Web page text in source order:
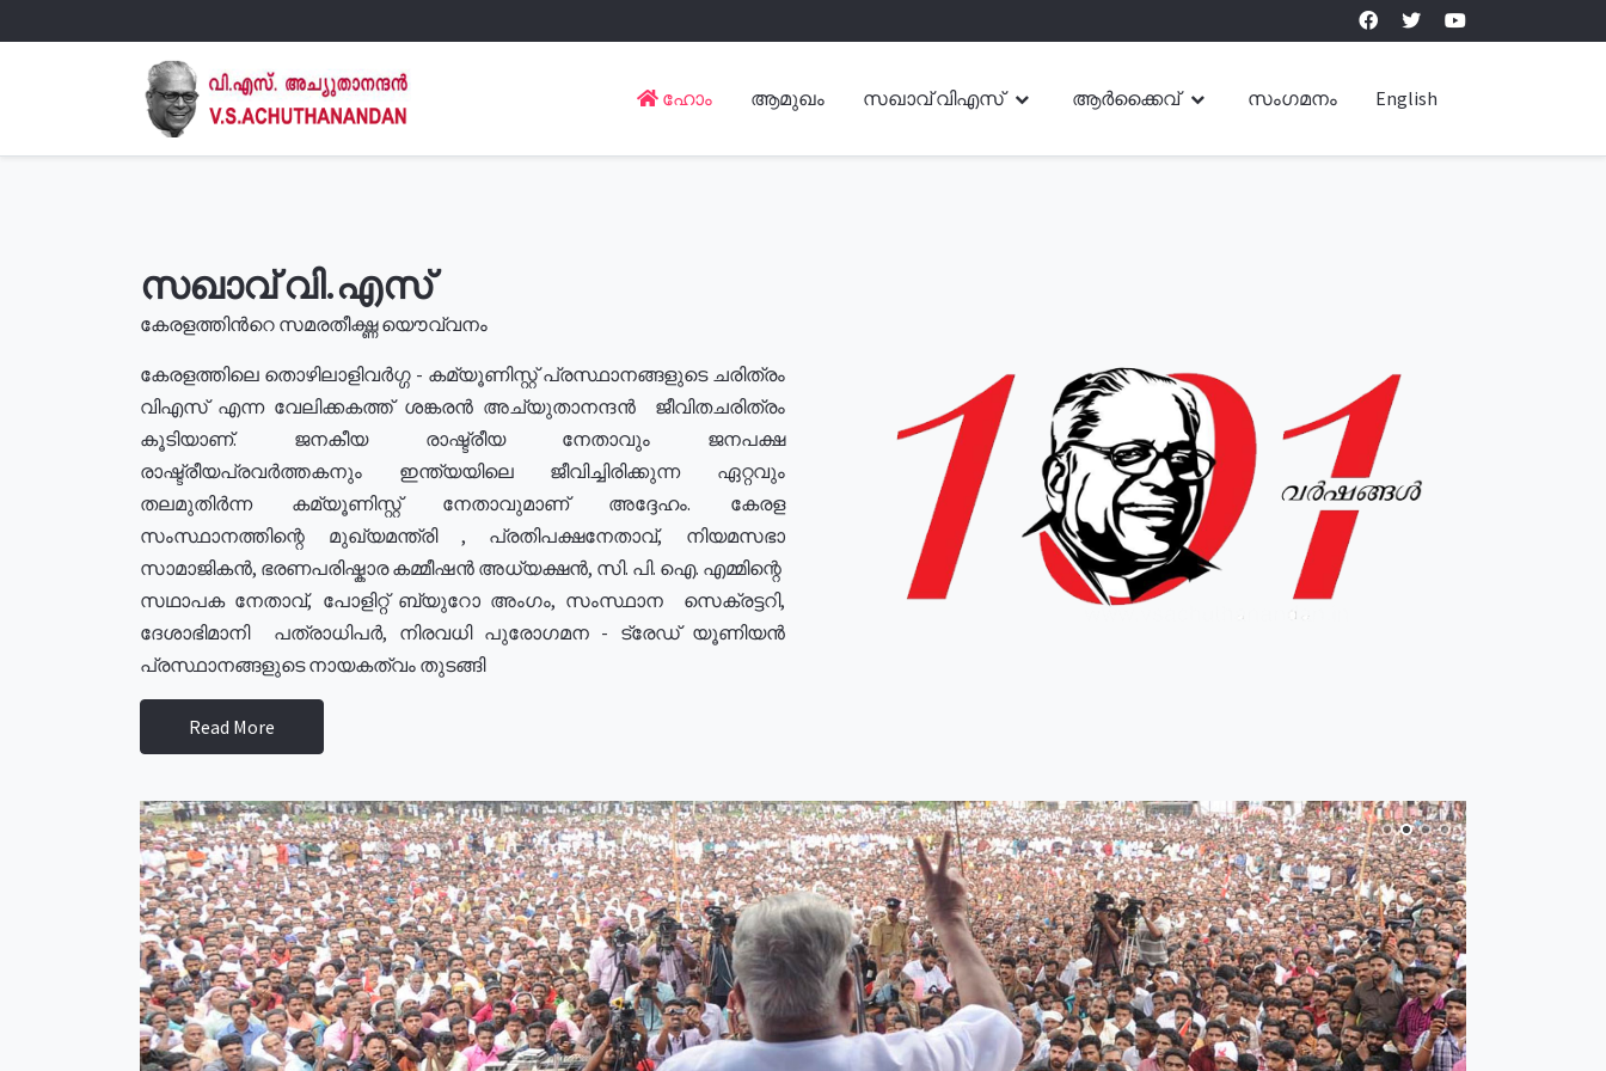
ഹോം ആമുഖം സഖാവ് വിഎസ് ആർക്കൈവ് സംഗമനം English
സഖാവ് വി.എസ്
കേരളത്തിൻറെ സമരതീക്ഷ്ണ യൌവ്വനം
കേരളത്തിലെ തൊഴിലാളിവർഗ്ഗ - കമ്യൂണിസ്റ്റ് പ്രസ്ഥാനങ്ങളുടെ ചരിത്രം
വിഎസ് എന്ന വേലിക്കകത്ത് ശങ്കരൻ അച്യുതാനന്ദൻ ജീവിതചരിത്രം
കൂടിയാണ്. ജനകീയ രാഷ്ട്രീയ നേതാവും ജനപക്ഷ
രാഷ്ട്രീയപ്രവർത്തകനും ഇന്ത്യയിലെ ജീവിച്ചിരിക്കുന്ന ഏറ്റവും
തലമുതിർന്ന കമ്യൂണിസ്റ്റ് നേതാവുമാണ് അദ്ദേഹം. കേരള
സംസ്ഥാനത്തിന്റെ മുഖ്യമന്ത്രി , പ്രതിപക്ഷനേതാവ്, നിയമസഭാ
സാമാജികൻ, ഭരണപരിഷ്കാര കമ്മീഷൻ അധ്യക്ഷൻ, സി. പി. ഐ. എമ്മിന്റെ
സഥാപക നേതാവ്, പോളിറ്റ് ബ്യുറോ അംഗം, സംസ്ഥാന സെക്രട്ടറി,
ദേശാഭിമാനി പത്രാധിപർ, നിരവധി പുരോഗമന - ട്രേഡ് യൂണിയൻ
പ്രസ്ഥാനങ്ങളുടെ നായകത്വം തുടങ്ങി
Read More